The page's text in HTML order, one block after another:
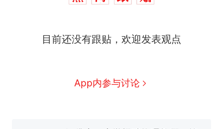
目前还没有跟贴，欢迎发表观点
App内参与讨论
那个在床头放菜刀的女孩，
号，仅凭视频评出？中国烹饪